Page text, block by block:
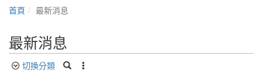
首頁 最新消息
最新消息
切換分類